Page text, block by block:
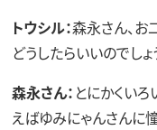
トウシル：森永さん、お
どうしたらいいのでしょ
森永さん： とにかくい
えばゆみにゃんさんに